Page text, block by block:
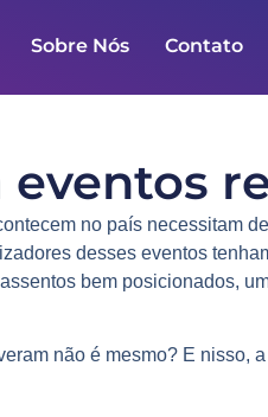
Sobre Nós Contato
eventos
no país necessitam
desses eventos
bem posicionados,
não é mesmo? E nisso,